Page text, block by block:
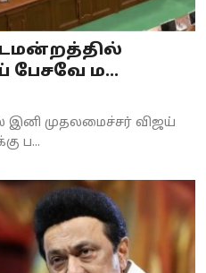
பேசவே ம...
இனி முதலமைச்சர் விஜய்
ப...